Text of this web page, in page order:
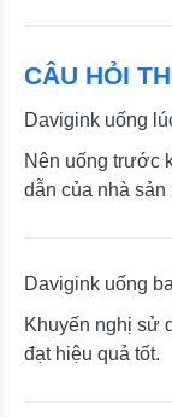
CÂU HỎI
Davigink uống
Nên uống trước
dẫn của nhà sản
Davigink uống
Khuyến nghị sử
đạt hiệu quả tốt.